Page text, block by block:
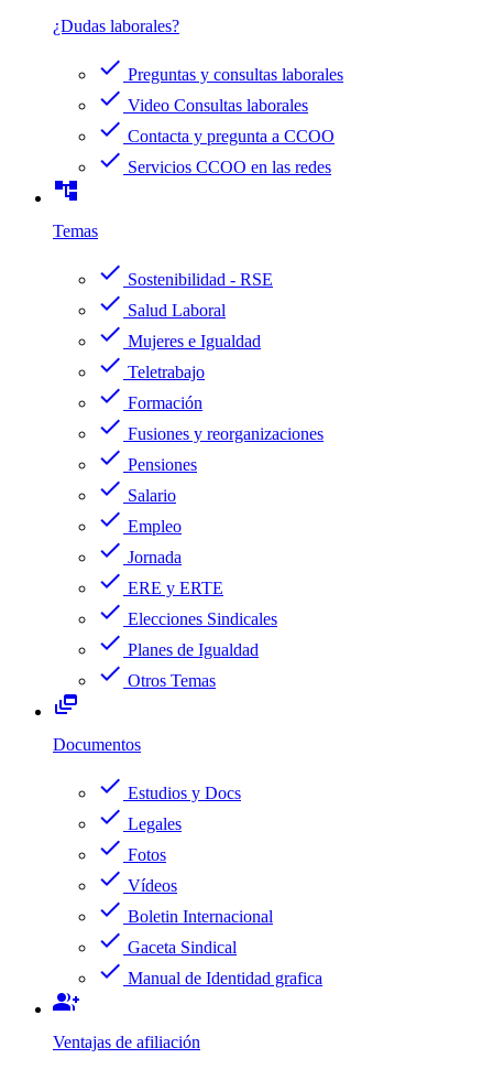
¿Dudas laborales?
check Preguntas y consultas laborales
check Video Consultas laborales
check Contacta y pregunta a CCOO
check Servicios CCOO en las redes
account_tree
Temas
check Sostenibilidad - RSE
check Salud Laboral
check Mujeres e Igualdad
check Teletrabajo
check Formación
check Fusiones y reorganizaciones
check Pensiones
check Salario
check Empleo
check Jornada
check ERE y ERTE
check Elecciones Sindicales
check Planes de Igualdad
check Otros Temas
dynamic_feed
Documentos
check Estudios y Docs
check Legales
check Fotos
check Vídeos
check Boletin Internacional
check Gaceta Sindical
check Manual de Identidad grafica
group_add
Ventajas de afiliación